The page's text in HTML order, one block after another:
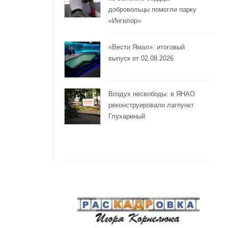
добровольцы помогли парку
«Ингилор»
«Вести Ямал»: итоговый
выпуск от 02.08.2026
Воздух несвободы: в ЯНАО
реконструировали лагпункт
Глухариный